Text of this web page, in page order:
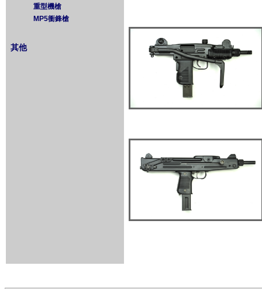
重型機槍
MP5衝鋒槍
其他